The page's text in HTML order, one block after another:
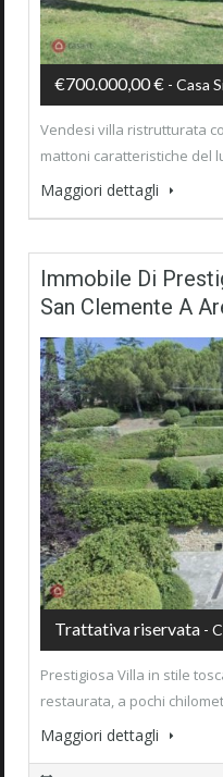
€700.000,00 € - Casa
Vendesi villa ristrutturata
mattoni caratteristiche del
Maggiori dettagli
Immobile Di
San Clemente A
Trattativa riservata -
Prestigiosa Villa in stile
restaurata, a pochi
Maggiori dettagli